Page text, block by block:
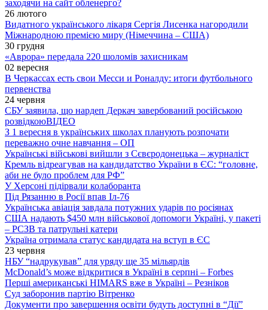
заходячи на сайт обленерго?
26 лютого
Видатного українського лікаря Сергія Лисенка нагородили
Міжнародною премією миру (Німеччина – США)
30 грудня
«Аврора» передала 220 шоломів захисникам
02 вересня
В Черкассах есть свои Месси и Роналду: итоги футбольного
первенства
24 червня
СБУ заявила, що нардеп Деркач завербований російською
розвідкоюВІДЕО
З 1 вересня в українських школах планують розпочати
переважно очне навчання – ОП
Українські військові вийшли з Сєвєродонецька – журналіст
Кремль відреагував на кандидатство України в ЄС: “головне,
аби не було проблем для РФ”
У Херсоні підірвали колаборанта
Під Рязанню в Росії впав Іл-76
Українська авіація завдала потужних ударів по росіянах
США надають $450 млн військової допомоги Україні, у пакеті
– РСЗВ та патрульні катери
Україна отримала статус кандидата на вступ в ЄС
23 червня
НБУ “надрукував” для уряду ще 35 мільярдів
McDonald’s може відкритися в Україні в серпні – Forbes
Перші американські HIMARS вже в Україні – Резніков
Суд заборонив партію Вітренко
Документи про завершення освіти будуть доступні в “Дії”